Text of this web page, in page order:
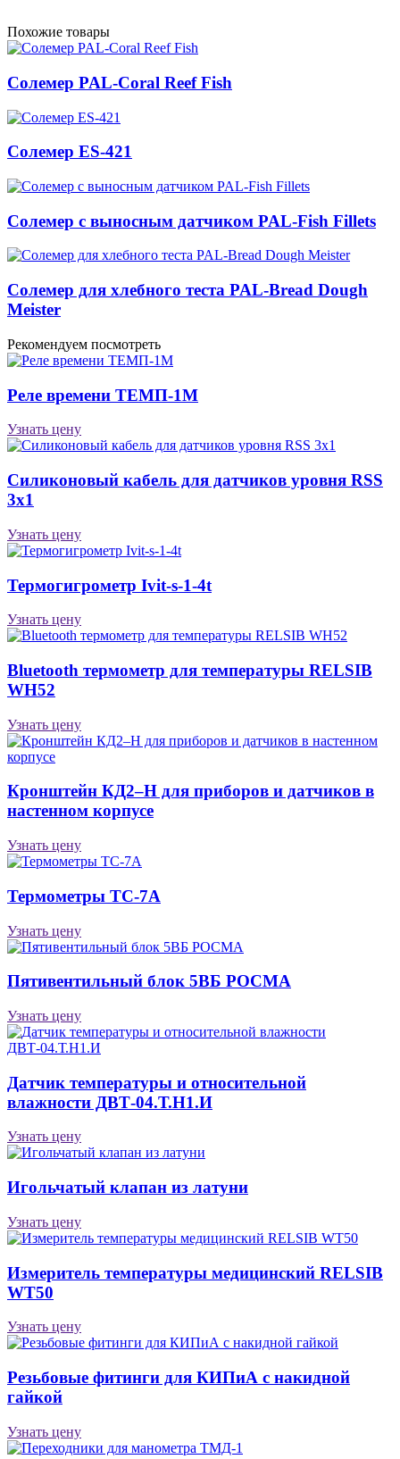
Похожие товары
Солемер PAL-Coral Reef Fish
Солемер ES-421
Солемер с выносным датчиком PAL-Fish Fillets
Солемер для хлебного теста PAL-Bread Dough
Meister
Рекомендуем посмотреть
Реле времени ТЕМП-1М
Узнать цену
Силиконовый кабель для датчиков уровня RSS
3х1
Узнать цену
Термогигрометр Ivit-s-1-4t
Узнать цену
Bluetooth термометр для температуры RELSIB
WH52
Узнать цену
Кронштейн КД2–Н для приборов и датчиков в
настенном корпусе
Узнать цену
Термометры ТС-7А
Узнать цену
Пятивентильный блок 5ВБ РОСМА
Узнать цену
Датчик температуры и относительной
влажности ДВТ-04.Т.Н1.И
Узнать цену
Игольчатый клапан из латуни
Узнать цену
Измеритель температуры медицинский RELSIB
WT50
Узнать цену
Резьбовые фитинги для КИПиА с накидной
гайкой
Узнать цену